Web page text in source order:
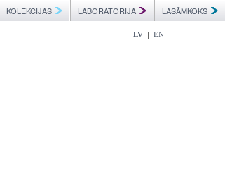
KOLEKCIJAS LABORATORIJA LASĀMKOKS
LV | EN